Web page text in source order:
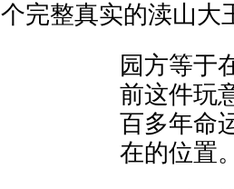
完整真实的渎山大
园方等于
前这件玩
百多年命
在的位置